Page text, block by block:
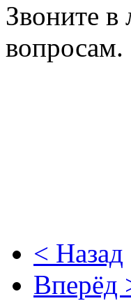
Звоните
вопросам.
< Назад
Вперёд